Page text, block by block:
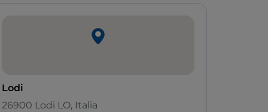
Lodi
26900 Lodi LO, Italia